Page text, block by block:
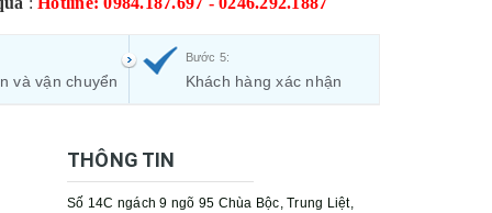
và vận chuyển
Bước 5:
Khách hàng xác nhận
THÔNG TIN
Số 14C ngách 9 ngõ 95 Chùa Bộc, Trung Liệt,